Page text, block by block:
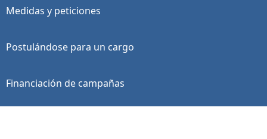
Medidas y peticiones
Postulándose para un cargo
Financiación de campañas